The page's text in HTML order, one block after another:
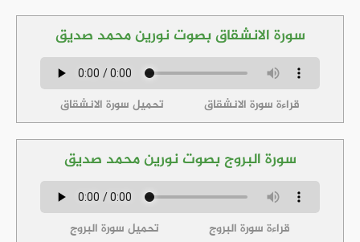
سورة الانشقاق بصوت نورين محمد صديق
قراءة سورة الانشقاق تحميل سورة الانشقاق
سورة البروج بصوت نورين محمد صديق
قراءة سورة البروج تحميل سورة البروج